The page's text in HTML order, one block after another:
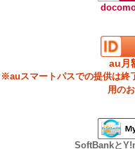
docomo
au月
※auスマートパスでの提供は終
用の
SoftBankと